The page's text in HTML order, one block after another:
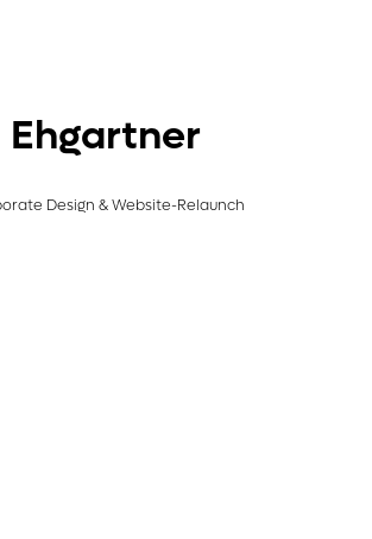
Ehgartner
Design & Website-Relaunch